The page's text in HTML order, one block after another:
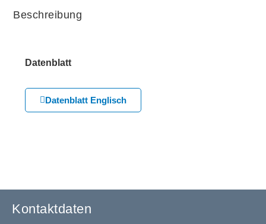
Beschreibung
Datenblatt
Datenblatt Englisch
Kontaktdaten